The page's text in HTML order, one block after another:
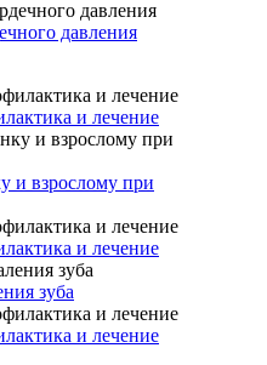
давления
и лечение
и взрослому при
и лечение
зуба
и лечение